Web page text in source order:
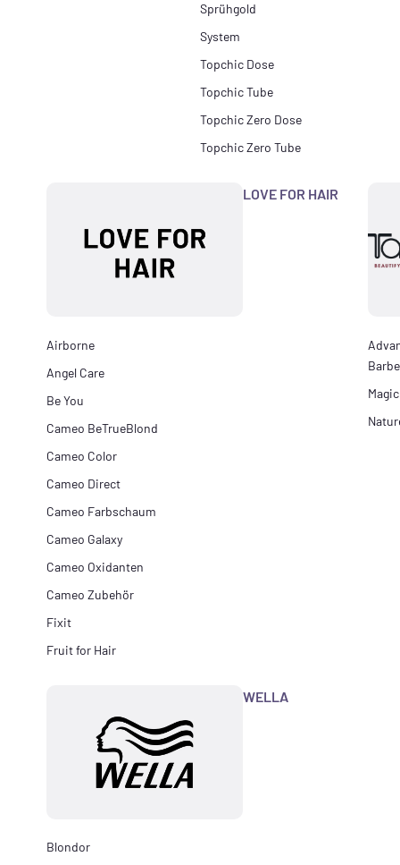
Sprühgold
System
Topchic Dose
Topchic Tube
Topchic Zero Dose
Topchic Zero Tube
LOVE FOR HAIR
Airborne
Angel Care
Be You
Cameo BeTrueBlond
Cameo Color
Cameo Direct
Cameo Farbschaum
Cameo Galaxy
Cameo Oxidanten
Cameo Zubehör
Fixit
Fruit for Hair
WELLA
Blondor